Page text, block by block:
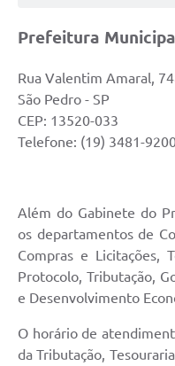
Protocolo - Instruções e
Medicamentos disponíveis na
Cemitérios
Comunicação
Formulários
SIC
Telefones Úteis
Prefeitura
Rua Valentim Amaral,
São Pedro - SP
CEP: 13520-033
Telefone: (19) 3481-
Além do Gabinete do
os departamentos de
Compras e Licitações,
Protocolo, Tributação,
e Desenvolvimento
O horário de
da Tributação,